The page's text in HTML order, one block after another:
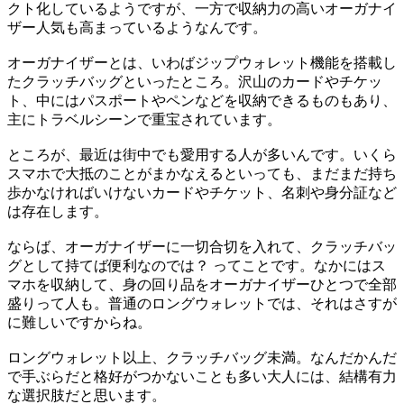
クト化しているようですが、一方で収納力の高いオーガナイ
ザー人気も高まっているようなんです。
オーガナイザーとは、いわばジップウォレット機能を搭載し
たクラッチバッグといったところ。沢山のカードやチケッ
ト、中にはパスポートやペンなどを収納できるものもあり、
主にトラベルシーンで重宝されています。
ところが、最近は街中でも愛用する人が多いんです。いくら
スマホで大抵のことがまかなえるといっても、まだまだ持ち
歩かなければいけないカードやチケット、名刺や身分証など
は存在します。
ならば、オーガナイザーに一切合切を入れて、クラッチバッ
グとして持てば便利なのでは？ ってことです。なかにはス
マホを収納して、身の回り品をオーガナイザーひとつで全部
盛りって人も。普通のロングウォレットでは、それはさすが
に難しいですからね。
ロングウォレット以上、クラッチバッグ未満。なんだかんだ
で手ぶらだと格好がつかないことも多い大人には、結構有力
な選択肢だと思います。